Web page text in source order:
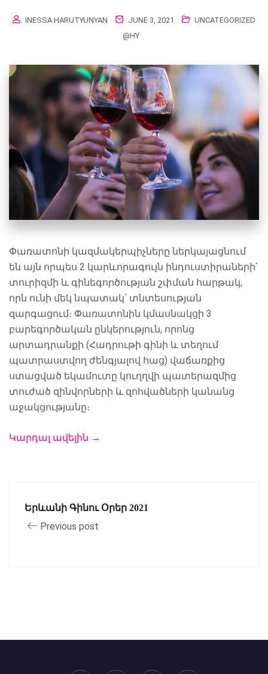
INESSA HARUTYUNYAN JUNE 3, 2021
UNCATEGORIZED
@HY
Փառատոնի կազմակերպիչները ներկայացնում
են այն որպես 2 կարևորագույն ինդուստիրաների՝
տուրիզմի և գինեգործության շփման հարթակ,
որն ունի մեկ նպատակ՝ տնտեսության
զարգացում։ Փառատոնին կմասնակցի 3
բարեգործական ընկերություն, որոնց
արտադրանքի (Հադրութի գինի և տեղում
պատրաստվող ժենգյալով հաց) վաճառքից
ստացված եկամուտը կուղղվի պատերազմից
տուժած զինվորների և զոհվածների կանանց
աջակցությանը։
Կարդալ ավելին →
Երևանի Գինու Օրեր 2021
Previous post